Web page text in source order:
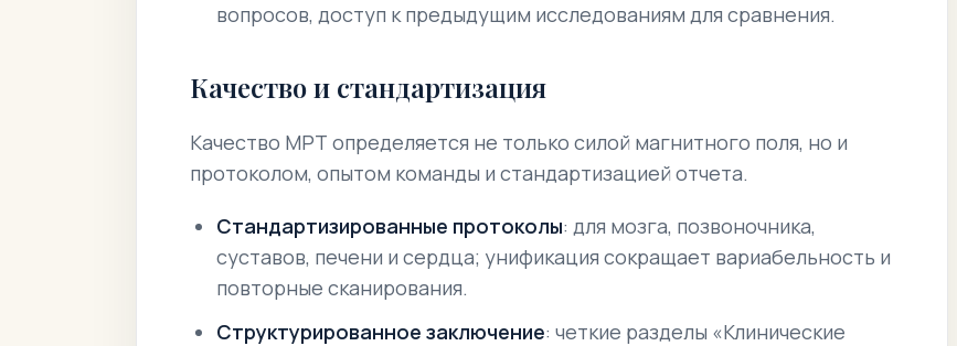
вопросов, доступ к предыдущим исследованиям для сравнения.
Качество и стандартизация
Качество МРТ определяется не только силой магнитного поля, но и
протоколом, опытом команды и стандартизацией отчета.
Стандартизированные протоколы: для мозга, позвоночника,
суставов, печени и сердца; унификация сокращает вариабельность и
повторные сканирования.
Структурированное заключение: четкие разделы «Клинические